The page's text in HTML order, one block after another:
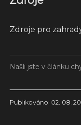
Zdroje pro
Našli jste v článku
Publikováno: 02. 08.